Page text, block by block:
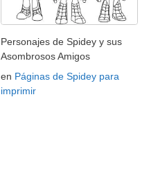
Personajes de Spidey y sus
Asombrosos Amigos
en Páginas de Spidey para
imprimir